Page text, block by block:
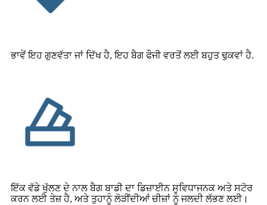
ਭਾਵੇਂ ਇਹ ਗੁਣਵੱਤਾ ਜਾਂ ਦਿੱਖ ਹੈ, ਇਹ ਬੈਗ ਫੌਜੀ ਵਰਤੋਂ ਲਈ ਬਹੁਤ ਢੁਕਵਾਂ ਹੈ.
ਇੱਕ ਵੱਡੇ ਖੁੱਲਣ ਦੇ ਨਾਲ ਬੈਗ ਬਾਡੀ ਦਾ ਡਿਜ਼ਾਈਨ ਸੁਵਿਧਾਜਨਕ ਅਤੇ ਸਟੋਰ
ਕਰਨ ਲਈ ਤੇਜ਼ ਹੈ, ਅਤੇ ਤੁਹਾਨੂੰ ਲੋੜੀਂਦੀਆਂ ਚੀਜ਼ਾਂ ਨੂੰ ਜਲਦੀ ਲੱਭਣ ਲਈ।